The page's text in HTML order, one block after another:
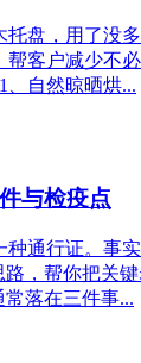
盘，用了没
客户减少不
、自然晾晒烘...
与检疫点
通行证。
帮你把关
落在三件事...